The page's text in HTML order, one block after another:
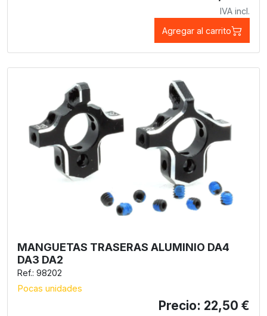
IVA incl.
Agregar al carrito
MANGUETAS TRASERAS ALUMINIO DA4
DA3 DA2
Ref.: 98202
Pocas unidades
Precio: 22,50 €